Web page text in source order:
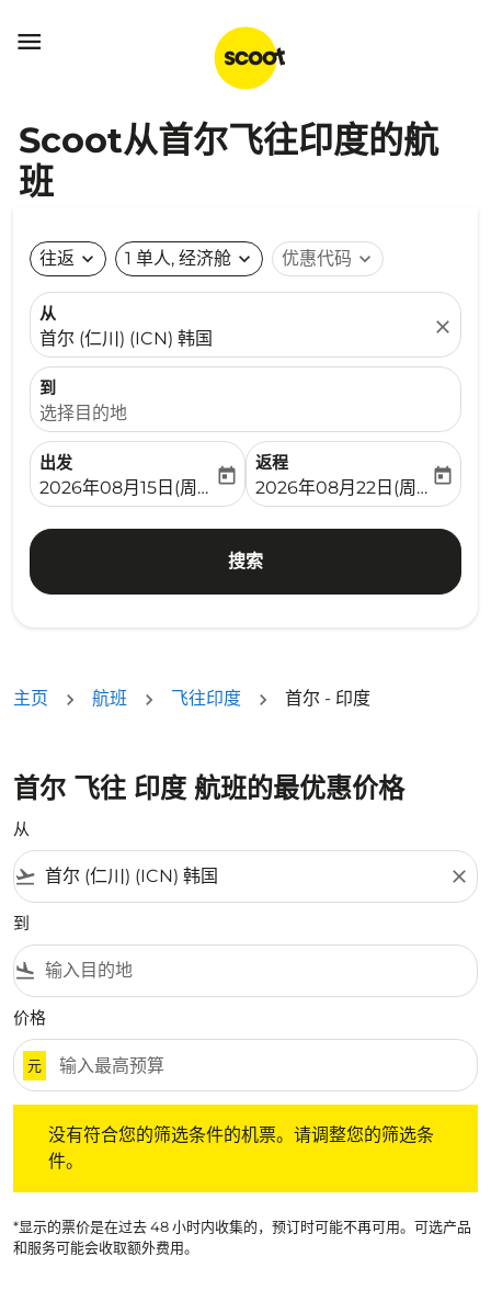

Scoot从首尔飞往印度的航
班
往返 expand_more 1 单人, 经济舱 expand_more 优惠代码 expand_more
从
首尔 (仁川) (ICN) 韩国
close
到
选择目的地
出发
fc-booking-departure-date-aria-label
2026年08月15日(周六)
today
返程
fc-booking-return-date-
2026年08月22日(周六)
today
搜索
主页 航班 飞往印度 首尔 - 印度
首尔 飞往 印度 航班的最优惠价格
从
flight_takeoff close
到
flight_land
价格
元
没有符合您的筛选条件的机票。请调整您的筛选条
件。
*显示的票价是在过去 48 小时内收集的，预订时可能不再可用。可选产品
和服务可能会收取额外费用。